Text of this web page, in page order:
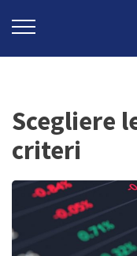
Scegliere
criteri